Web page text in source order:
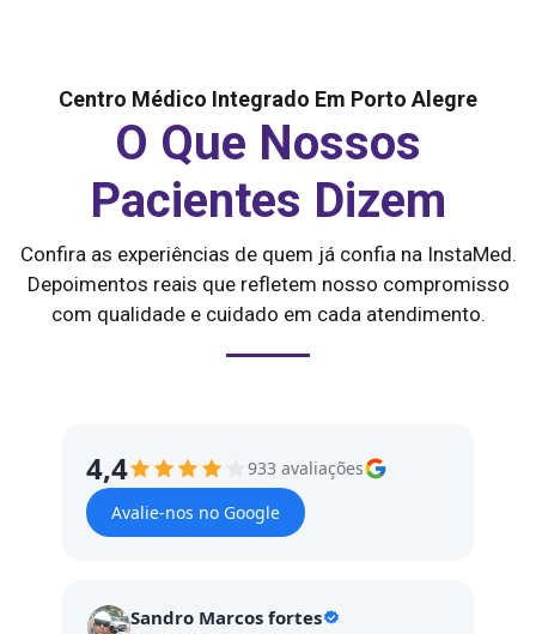
Centro Médico Integrado Em Porto Alegre
O Que Nossos
Pacientes Dizem
Confira as experiências de quem já confia na InstaMed.
Depoimentos reais que refletem nosso compromisso
com qualidade e cuidado em cada atendimento.
4,4
933 avaliações
Avalie-nos no Google
Sandro Marcos fortes